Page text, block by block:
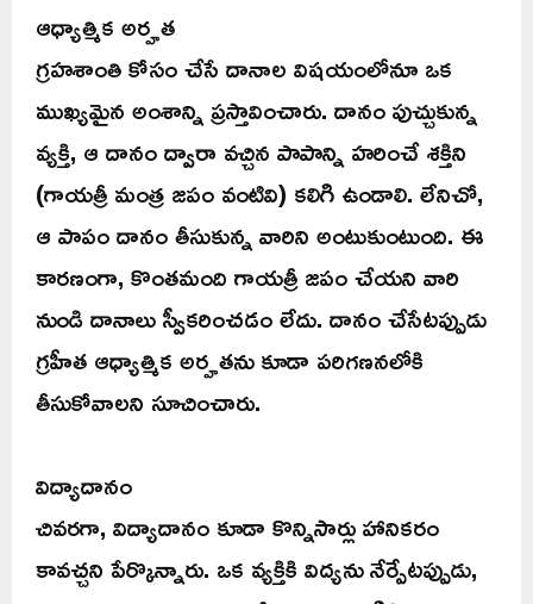
ఆధ్యాత్మిక అర్హత
గ్రహశాంతి కోసం చేసే దానాల విషయంలోనూ ఒక
ముఖ్యమైన అంశాన్ని ప్రస్తావించారు. దానం పుచ్చుకున్న
వ్యక్తి, ఆ దానం ద్వారా వచ్చిన పాపాన్ని హరించే శక్తిని
(గాయత్రీ మంత్ర జపం వంటివి) కలిగి ఉండాలి. లేనిచో,
ఆ పాపం దానం తీసుకున్న వారిని అంటుకుంటుంది. ఈ
కారణంగా, కొంతమంది గాయత్రీ జపం చేయని వారి
నుండి దానాలు స్వీకరించడం లేదు. దానం చేసేటప్పుడు
గ్రహీత ఆధ్యాత్మిక అర్హతను కూడా పరిగణనలోకి
తీసుకోవాలని సూచించారు.
విద్యాదానం
చివరగా, విద్యాదానం కూడా కొన్నిసార్లు హానికరం
కావచ్చని పేర్కొన్నారు. ఒక వ్యక్తికి విద్యను నేర్పేటప్పుడు,